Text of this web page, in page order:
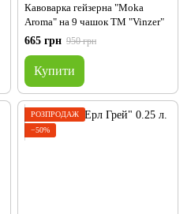
Кавоварка гейзерна "Moka
Aroma" на 9 чашок TM "Vinzer"
665 грн 950 грн
Купити
РОЗПРОДАЖ
−50%